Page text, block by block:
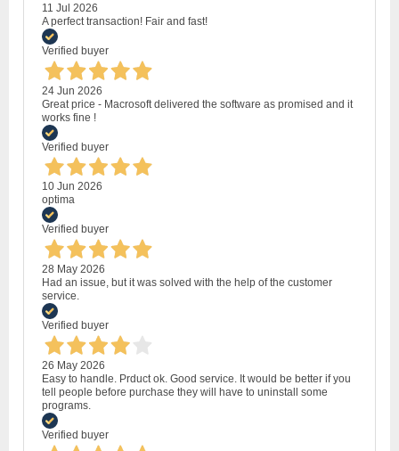
11 Jul 2026
A perfect transaction! Fair and fast!
Verified buyer
24 Jun 2026
Great price - Macrosoft delivered the software as promised and it
works fine !
Verified buyer
10 Jun 2026
optima
Verified buyer
28 May 2026
Had an issue, but it was solved with the help of the customer
service.
Verified buyer
26 May 2026
Easy to handle. Prduct ok. Good service. It would be better if you
tell people before purchase they will have to uninstall some
programs.
Verified buyer